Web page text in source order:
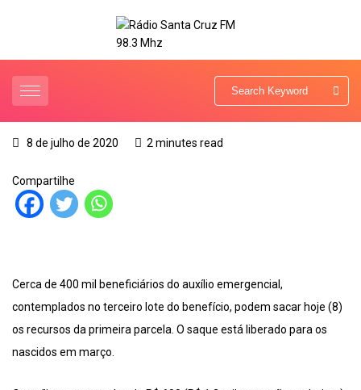
8 de julho de 2020 2 minutes read
Compartilhe
Cerca de 400 mil beneficiários do auxílio emergencial,
contemplados no terceiro lote do benefício, podem sacar hoje (8)
os recursos da primeira parcela. O saque está liberado para os
nascidos em março.